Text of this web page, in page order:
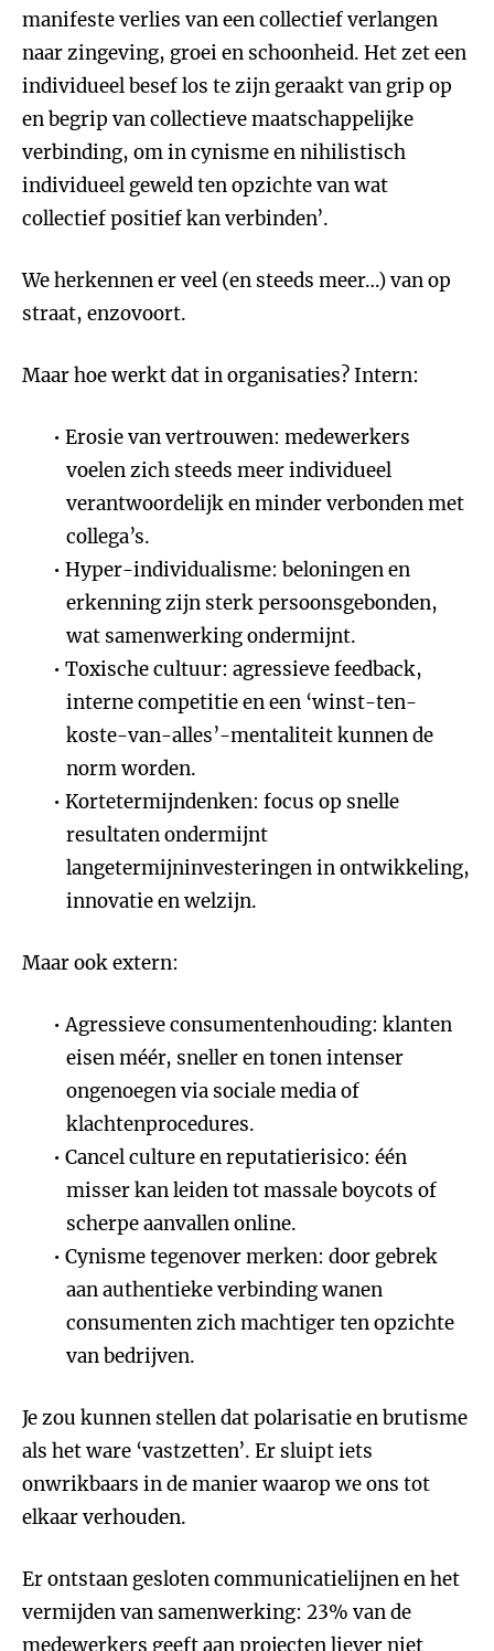
manifeste verlies van een collectief verlangen
naar zingeving, groei en schoonheid. Het zet een
individueel besef los te zijn geraakt van grip op
en begrip van collectieve maatschappelijke
verbinding, om in cynisme en nihilistisch
individueel geweld ten opzichte van wat
collectief positief kan verbinden’.
We herkennen er veel (en steeds meer…) van op
straat, enzovoort.
Maar hoe werkt dat in organisaties? Intern:
Erosie van vertrouwen: medewerkers
voelen zich steeds meer individueel
verantwoordelijk en minder verbonden met
collega’s.
Hyper-individualisme: beloningen en
erkenning zijn sterk persoonsgebonden,
wat samenwerking ondermijnt.
Toxische cultuur: agressieve feedback,
interne competitie en een ‘winst-ten-
koste-van-alles’-mentaliteit kunnen de
norm worden.
Kortetermijndenken: focus op snelle
resultaten ondermijnt
langetermijninvesteringen in ontwikkeling,
innovatie en welzijn.
Maar ook extern:
Agressieve consumentenhouding: klanten
eisen méér, sneller en tonen intenser
ongenoegen via sociale media of
klachtenprocedures.
Cancel culture en reputatierisico: één
misser kan leiden tot massale boycots of
scherpe aanvallen online.
Cynisme tegenover merken: door gebrek
aan authentieke verbinding wanen
consumenten zich machtiger ten opzichte
van bedrijven.
Je zou kunnen stellen dat polarisatie en brutisme
als het ware ‘vastzetten’. Er sluipt iets
onwrikbaars in de manier waarop we ons tot
elkaar verhouden.
Er ontstaan gesloten communicatielijnen en het
vermijden van samenwerking: 23% van de
medewerkers geeft aan projecten liever niet